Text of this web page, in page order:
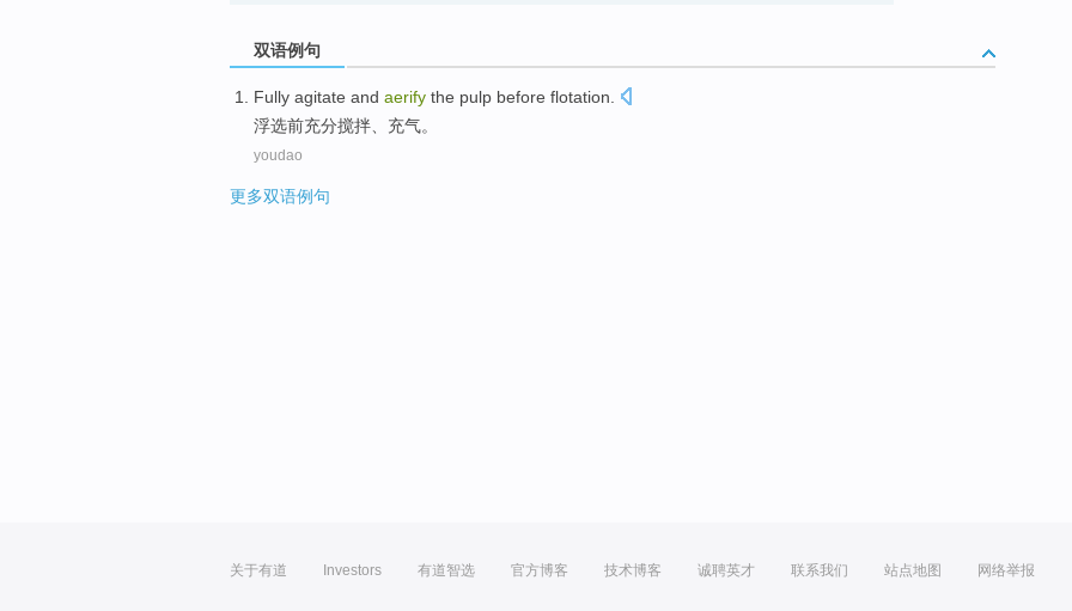
双语例句
Fully agitate and aerify the pulp before flotation.
浮选前充分搅拌、 充气。
youdao
更多双语例句
关于有道 Investors 有道智选 官方博客 技术博客 诚聘英才 联系我们 站点地图 网络举报